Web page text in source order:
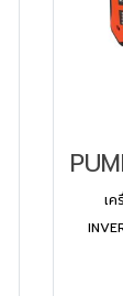
เค